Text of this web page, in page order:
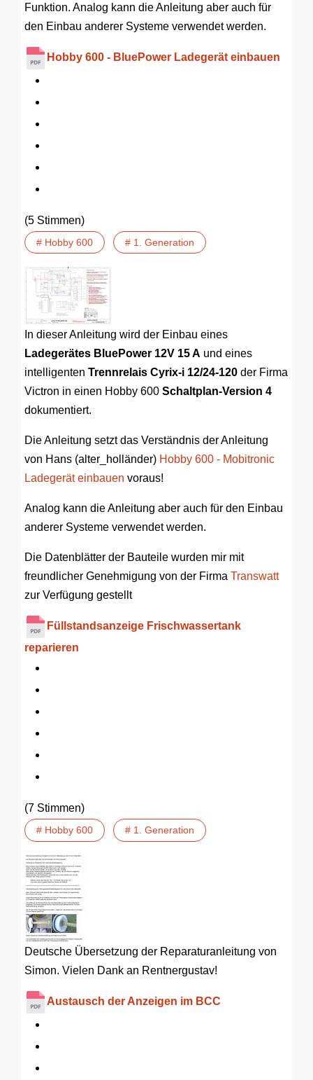
Funktion. Analog kann die Anleitung aber auch für
den Einbau anderer Systeme verwendet werden.
Hobby 600 - BluePower Ladegerät einbauen
(5 Stimmen)
# Hobby 600 # 1. Generation
In dieser Anleitung wird der Einbau eines
Ladegerätes BluePower 12V 15 A und eines
intelligenten Trennrelais Cyrix-i 12/24-120 der Firma
Victron in einen Hobby 600 Schaltplan-Version 4
dokumentiert.
Die Anleitung setzt das Verständnis der Anleitung
von Hans (alter_holländer) Hobby 600 - Mobitronic
Ladegerät einbauen voraus!
Analog kann die Anleitung aber auch für den Einbau
anderer Systeme verwendet werden.
Die Datenblätter der Bauteile wurden mir mit
freundlicher Genehmigung von der Firma Transwatt
zur Verfügung gestellt
Füllstandsanzeige Frischwassertank
reparieren
(7 Stimmen)
# Hobby 600 # 1. Generation
Deutsche Übersetzung der Reparaturanleitung von
Simon. Vielen Dank an Rentnergustav!
Austausch der Anzeigen im BCC